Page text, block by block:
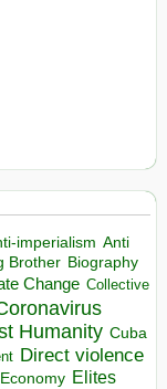
imperialism Anti
Brother Biography
Change Collective
Humanity Cuba
Direct violence
Economy Elites